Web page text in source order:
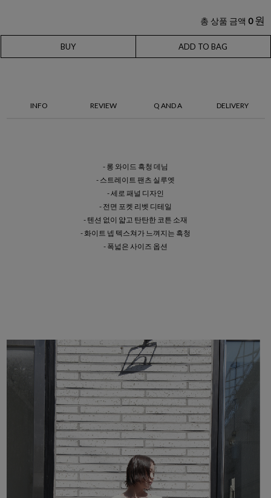
총 상품 금액 0 원
BUY ADD TO BAG
INFO REVIEW Q AND A DELIVERY
- 롱 와이드 흑청 데님
- 스트레이트 팬츠 실루엣
- 세로 패널 디자인
- 전면 포켓 리벳 디테일
- 텐션 없이 얇고 탄탄한 코튼 소재
- 화이트 넵 텍스쳐가 느껴지는 흑청
- 폭넓은 사이즈 옵션